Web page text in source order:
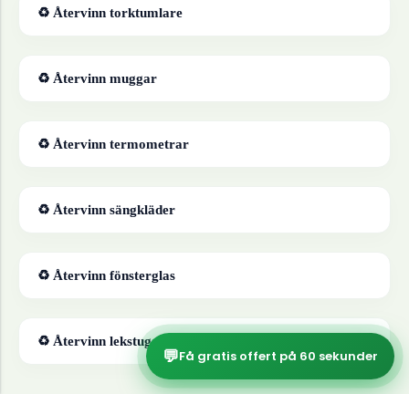
♻ Återvinn torktumlare
♻ Återvinn muggar
♻ Återvinn termometrar
♻ Återvinn sängkläder
♻ Återvinn fönsterglas
♻ Återvinn lekstugor
💬Få gratis offert på 60 sekunder